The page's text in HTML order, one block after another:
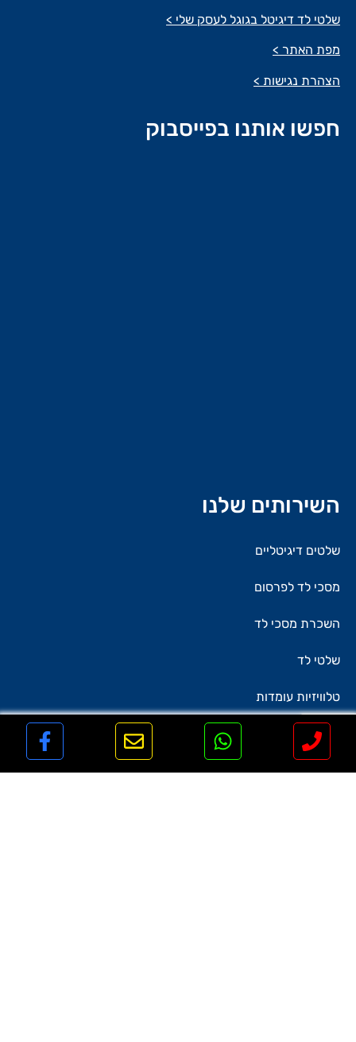
שלטי לד דיגיטל בגוגל לעסק שלי >
מפת האתר >
הצהרת נגישות >
חפשו אותנו בפייסבוק
השירותים שלנו
שלטים דיגיטליים
מסכי לד לפרסום
השכרת מסכי לד
שלטי לד
טלוויזיות עומדות
יעוץ מסכים
פרויקטים